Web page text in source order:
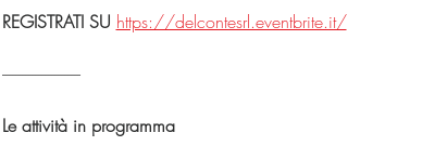
REGISTRATI SU https://delcontesrl.eventbrite.it/
------------------------
Le attività in programma